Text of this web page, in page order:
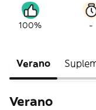
100% -
Verano
Verano